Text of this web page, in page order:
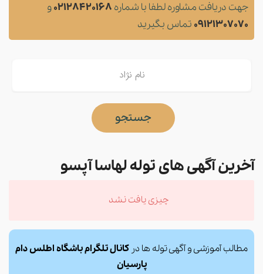
جهت دریافت مشاوره لطفا با شماره 02128420168و
09121307070 تماس بگیرید
جستجو
آخرین آگهی های توله لهاسا آپسو
چیزی یافت نشد
مطالب آموزشی و آگهی توله ها در کانال تلگرام باشگاه اطلس دام
پارسیان